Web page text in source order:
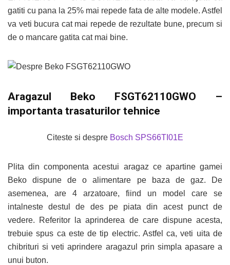
gatiti cu pana la 25% mai repede fata de alte modele. Astfel
va veti bucura cat mai repede de rezultate bune, precum si
de o mancare gatita cat mai bine.
Aragazul Beko FSGT62110GWO –
importanta trasaturilor tehnice
Citeste si despre Bosch SPS66TI01E
Plita din componenta acestui aragaz ce apartine gamei
Beko dispune de o alimentare pe baza de gaz. De
asemenea, are 4 arzatoare, fiind un model care se
intalneste destul de des pe piata din acest punct de
vedere. Referitor la aprinderea de care dispune acesta,
trebuie spus ca este de tip electric. Astfel ca, veti uita de
chibrituri si veti aprindere aragazul prin simpla apasare a
unui buton.